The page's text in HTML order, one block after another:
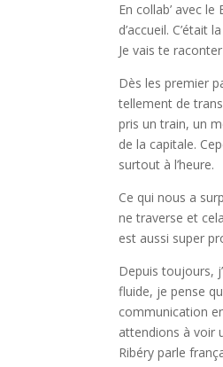
En collab’ avec
d’accueil.
Je vais te
Dès les premier
tellement de
pris un train, un
de la capitale.
surtout à l’heure.
Ce qui nous a
ne traverse et
est aussi super
Depuis toujours,
fluide, je pense
communication
attendions à voir
Ribéry parle